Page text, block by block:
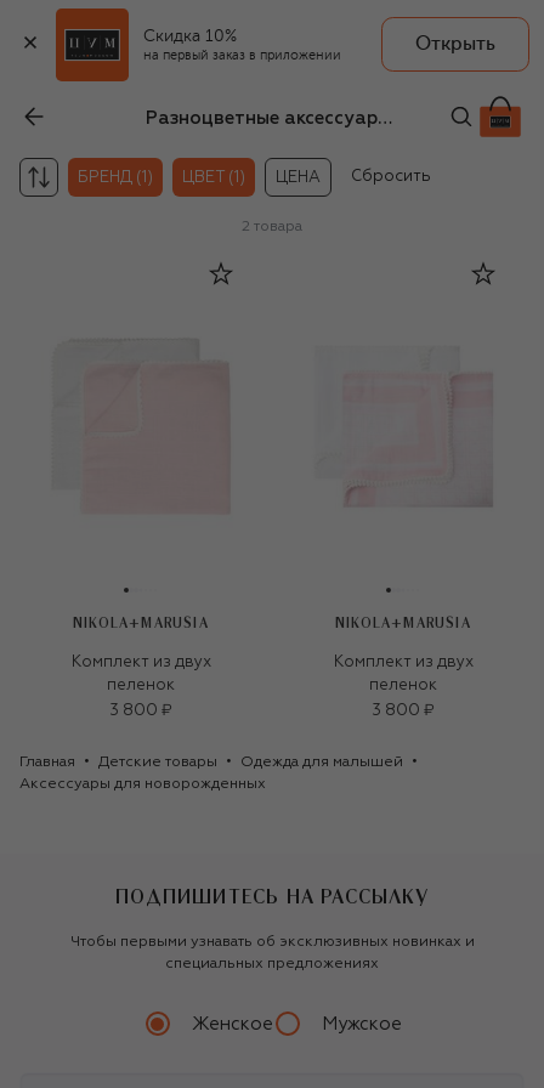
Скидка 10%
на первый заказ в приложении
Открыть
Разноцветные аксессуары Nikola+Marusia для новорождённых
БРЕНД (1) ЦВЕТ (1) ЦЕНА Сбросить
2 товара
NIKOLA+MARUSIA
Комплект из двух
пеленок
3 800 ₽
NIKOLA+MARUSIA
Комплект из двух
пеленок
3 800 ₽
Главная Детские товары
Одежда для малышей
Аксессуары для новорожденных
ПОДПИШИТЕСЬ НА РАССЫЛКУ
Чтобы первыми узнавать об эксклюзивных новинках и
специальных предложениях
Женское Мужское